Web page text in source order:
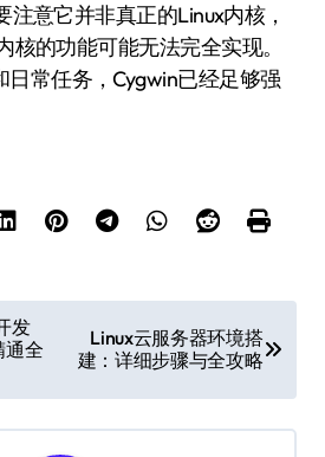
注意它并非真正的Linux内核，
核的功能可能无法完全实现。
常任务，Cygwin已经足够强
发
通全
Linux云服务器环境搭
建：详细步骤与全攻略